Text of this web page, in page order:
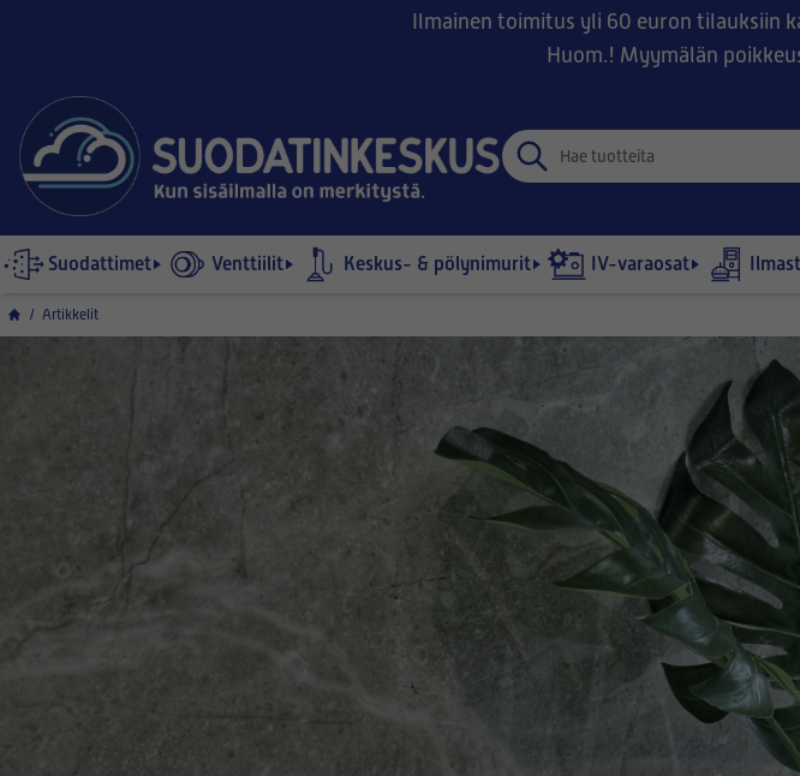
Ilmainen toimitus yli 60 euron tilauksiin
Huom.! Myymälän
Suodattimet Venttiilit Keskus- & pölynimurit IV-varaosat
/ Artikkelit